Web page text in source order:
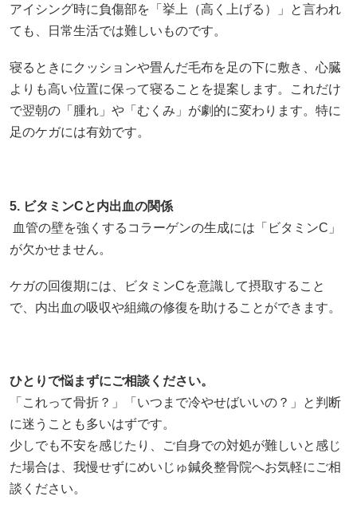
アイシング時に負傷部を「挙上（高く上げる）」と言われ
ても、日常生活では難しいものです。
寝るときにクッションや畳んだ毛布を足の下に敷き、心臓
よりも高い位置に保って寝ることを提案します。これだけ
で翌朝の「腫れ」や「むくみ」が劇的に変わります。特に
足のケガには有効です。
5. ビタミンCと内出血の関係
血管の壁を強くするコラーゲンの生成には「ビタミンC」
が欠かせません。
ケガの回復期には、ビタミンCを意識して摂取すること
で、内出血の吸収や組織の修復を助けることができます。
ひとりで悩まずにご相談ください。
「これって骨折？」「いつまで冷やせばいいの？」と判断
に迷うことも多いはずです。
少しでも不安を感じたり、ご自身での対処が難しいと感じ
た場合は、我慢せずにめいじゅ鍼灸整骨院へお気軽にご相
談ください。